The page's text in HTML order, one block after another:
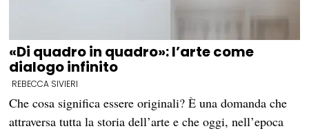
«Di quadro in quadro»: l’arte come
dialogo infinito
REBECCA SIVIERI
Che cosa significa essere originali? È una domanda che
attraversa tutta la storia dell’arte e che oggi, nell’epoca